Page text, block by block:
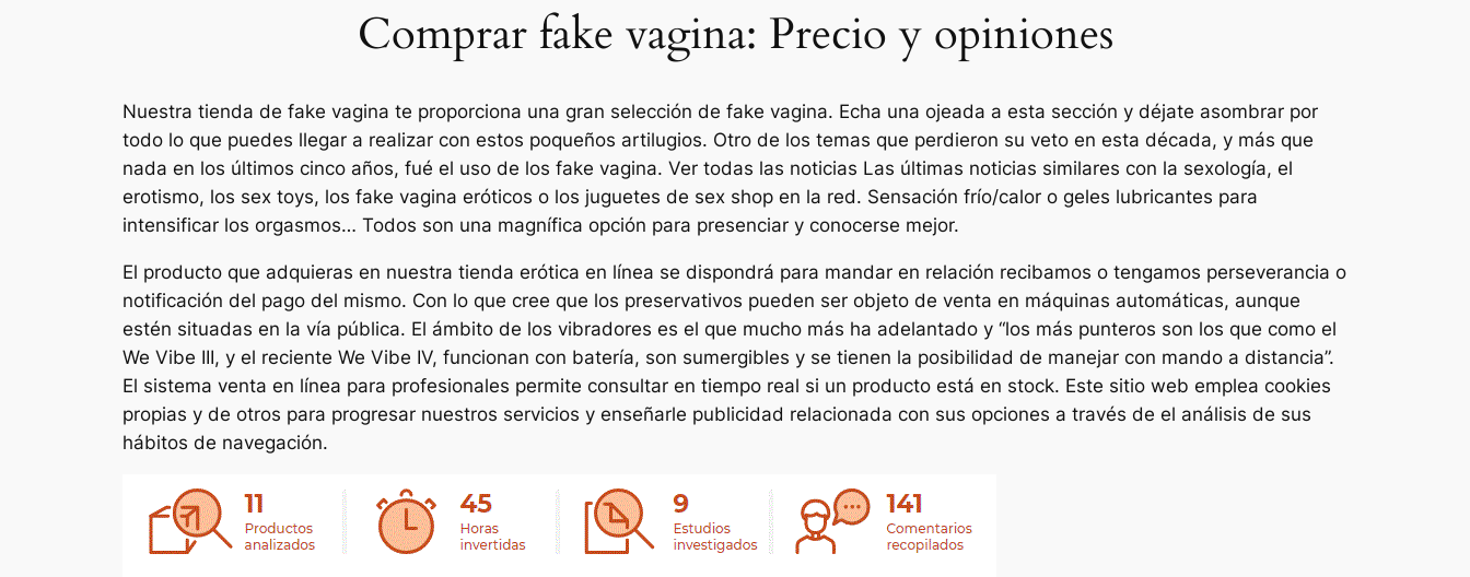
Comprar fake vagina: Precio y opiniones
Nuestra tienda de fake vagina te proporciona una gran selección de fake vagina. Echa una ojeada a esta sección y déjate asombrar por
todo lo que puedes llegar a realizar con estos poqueños artilugios. Otro de los temas que perdieron su veto en esta década, y más que
nada en los últimos cinco años, fué el uso de los fake vagina. Ver todas las noticias Las últimas noticias similares con la sexología, el
erotismo, los sex toys, los fake vagina eróticos o los juguetes de sex shop en la red. Sensación frío/calor o geles lubricantes para
intensificar los orgasmos… Todos son una magnífica opción para presenciar y conocerse mejor.
El producto que adquieras en nuestra tienda erótica en línea se dispondrá para mandar en relación recibamos o tengamos perseverancia o
notificación del pago del mismo. Con lo que cree que los preservativos pueden ser objeto de venta en máquinas automáticas, aunque
estén situadas en la vía pública. El ámbito de los vibradores es el que mucho más ha adelantado y “los más punteros son los que como el
We Vibe III, y el reciente We Vibe IV, funcionan con batería, son sumergibles y se tienen la posibilidad de manejar con mando a distancia”.
El sistema venta en línea para profesionales permite consultar en tiempo real si un producto está en stock. Este sitio web emplea cookies
propias y de otros para progresar nuestros servicios y enseñarle publicidad relacionada con sus opciones a través de el análisis de sus
hábitos de navegación.